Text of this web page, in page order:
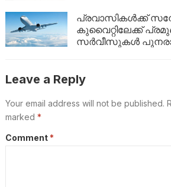
യാത്രാവിലക്ക്
പ്രവാസികൾക്ക്
കുവൈറ്റിലേക്ക്
സർവീസുകൾ
Leave a Reply
Your email address will not be published.
marked *
Comment *